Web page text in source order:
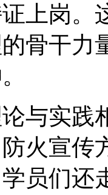
上岗。
骨干力
与实践
火宣传
员们还